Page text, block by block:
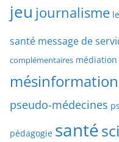
d
’
a
i
l
e
t
e
jeu journalisme
santé message de
complémentaires
mésinformation
pseudo-médecines
pédagogie santé